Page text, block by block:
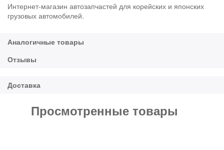
Интернет-магазин автозапчастей для корейских и японских
грузовых автомобилей.
Просмотренные товары